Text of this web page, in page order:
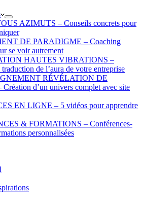
AZIMUTS – Conseils concrets pour
DE PARADIGME – Coaching
se voir autrement
HAUTES VIBRATIONS –
de l’aura de votre entreprise
RÉVÉLATION DE
d’un univers complet avec site
EN LIGNE – 5 vidéos pour apprendre
& FORMATIONS – Conférences-
personnalisées